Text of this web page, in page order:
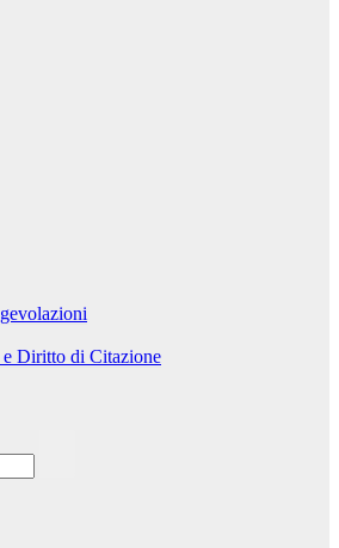
Diritto di Citazione